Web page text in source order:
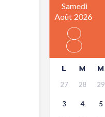
Samedi
Août 2026
8
L M M
27 28 29
3 4 5